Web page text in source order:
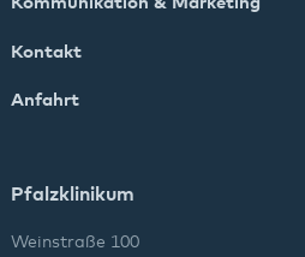
Kontakt
Anfahrt
Pfalzklinikum
Weinstraße 100